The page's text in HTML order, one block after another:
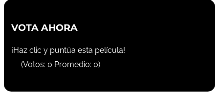
VOTA AHORA
¡Haz clic y puntúa esta película!
(Votos: 0 Promedio: 0)